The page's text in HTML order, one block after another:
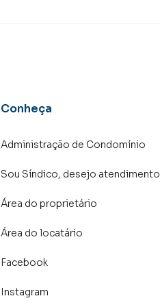
Conheça
Administração de Condomínio
Sou Síndico, desejo atendimento
Área do proprietário
Área do locatário
Facebook
Instagram